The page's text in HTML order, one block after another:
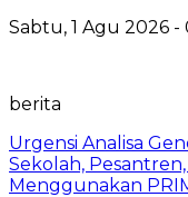
Sabtu, 1 Agu 2026 -
berita
Urgensi Analisa
Sekolah,
Menggunakan